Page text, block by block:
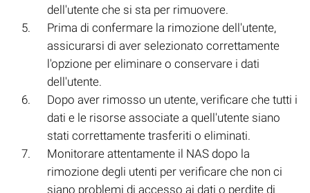
dell'utente che si sta per rimuovere.
Prima di confermare la rimozione dell'utente,
assicurarsi di aver selezionato correttamente
l'opzione per eliminare o conservare i dati
dell'utente.
Dopo aver rimosso un utente, verificare che tutti i
dati e le risorse associate a quell'utente siano
stati correttamente trasferiti o eliminati.
Monitorare attentamente il NAS dopo la
rimozione degli utenti per verificare che non ci
siano problemi di accesso ai dati o perdite di